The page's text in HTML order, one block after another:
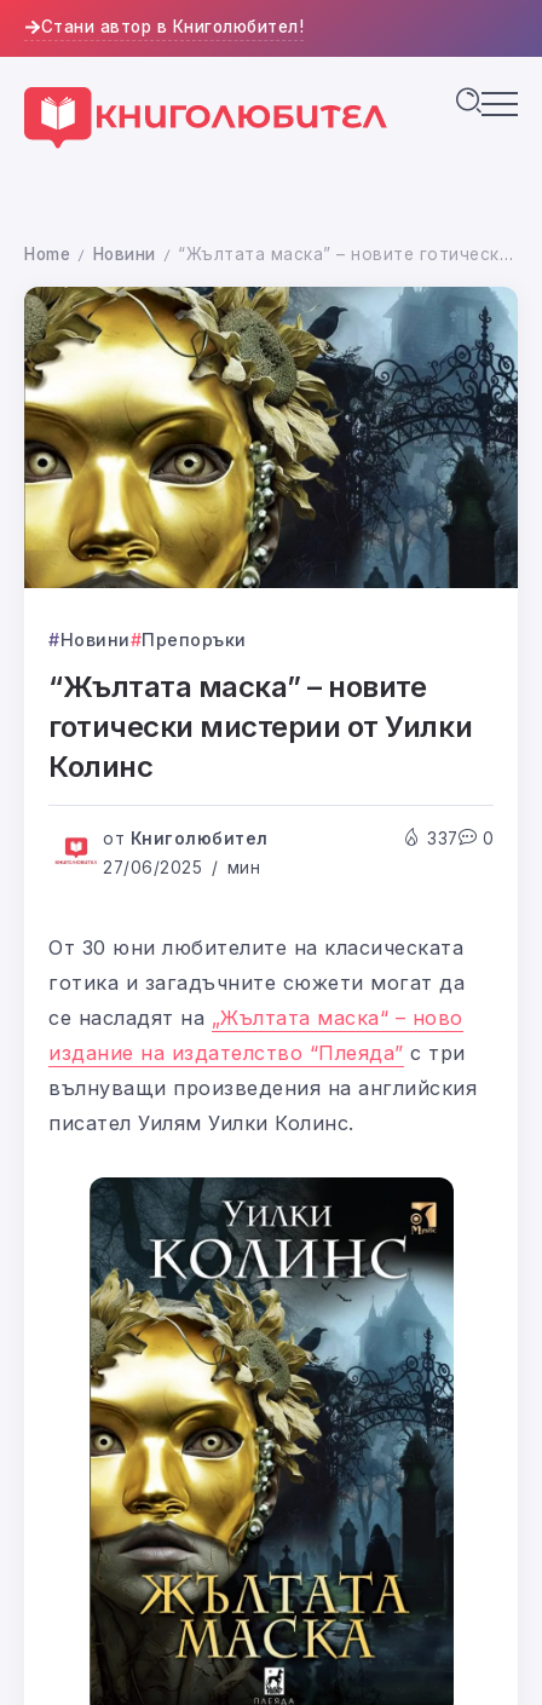
Стани автор в Книголюбител!
Home / Новини / “Жълтата маска” – новите готически мистерии от Уилки Колинс
Новини Препоръки
“Жълтата маска” – новите
готически мистерии от Уилки
Колинс
от Книголюбител
27/06/2025
мин
337 0
От 30 юни любителите на класическата
готика и загадъчните сюжети могат да
се насладят на „Жълтата маска“ – ново
издание на издателство “Плеяда” с три
вълнуващи произведения на английския
писател Уилям Уилки Колинс.